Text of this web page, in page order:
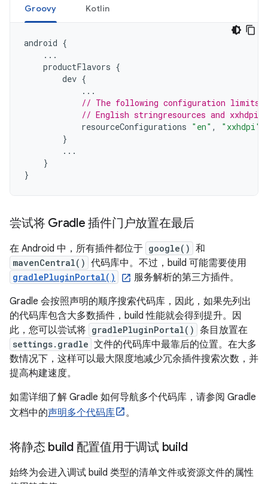
Groovy Kotlin
android {
...
productFlavors {
dev {
...
// The following configuration limits
// English stringresources and xxhdpi
resourceConfigurations "en" ,
"xxhdpi"
}
...
}
}
尝试将 Gradle 插件门户放置在最后
在 Android 中，所有插件都位于 google() 和
mavenCentral() 代码库中。不过，build 可能需要使用
gradlePluginPortal()
服务解析的第三方插件。
Gradle 会按照声明的顺序搜索代码库，因此，如果先列出
的代码库包含大多数插件，build 性能就会得到提升。因
此，您可以尝试将 gradlePluginPortal() 条目放置在
settings.gradle 文件的代码库中最靠后的位置。在大多
数情况下，这样可以最大限度地减少冗余插件搜索次数，并
提高构建速度。
如需详细了解 Gradle 如何导航多个代码库，请参阅 Gradle
文档中的声明多个代码库 。
将静态 build 配置值用于调试 build
始终为会进入调试 build 类型的清单文件或资源文件的属性